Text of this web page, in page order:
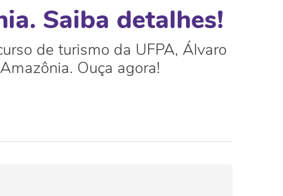
Saiba detalhes!
de turismo da UFPA, Álvaro
Ouça agora!